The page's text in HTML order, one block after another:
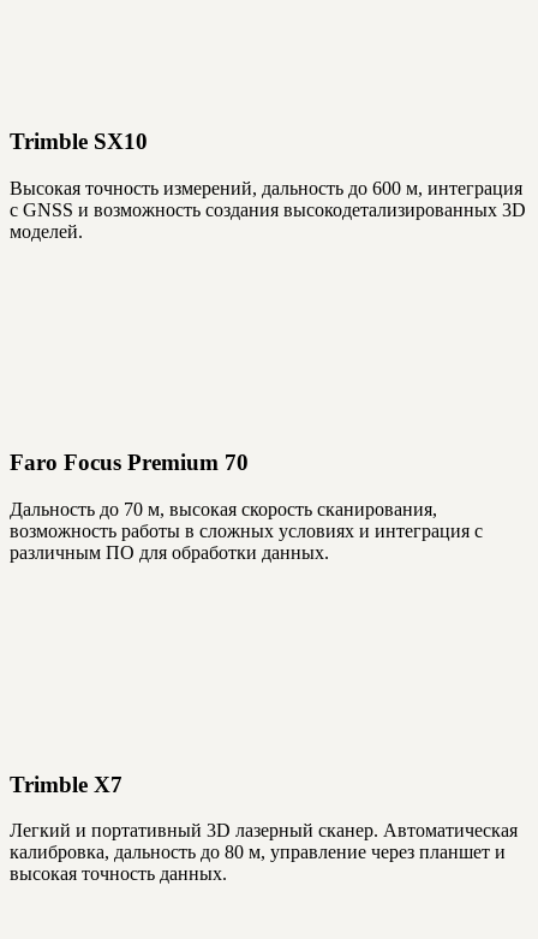
Trimble SX10
Высокая точность измерений, дальность до 600 м, интеграция
с GNSS и возможность создания высокодетализированных 3D
моделей.
Faro Focus Premium 70
Дальность до 70 м, высокая скорость сканирования,
возможность работы в сложных условиях и интеграция с
различным ПО для обработки данных.
Trimble X7
Легкий и портативный 3D лазерный сканер. Автоматическая
калибровка, дальность до 80 м, управление через планшет и
высокая точность данных.